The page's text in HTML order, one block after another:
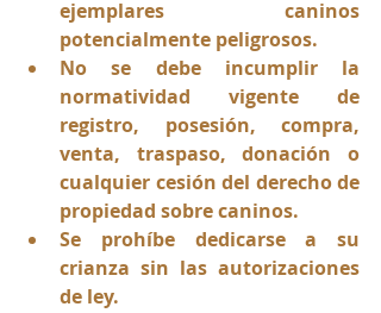
ejemplares caninos
potencialmente peligrosos.
No se debe incumplir la
normatividad vigente de
registro, posesión, compra,
venta, traspaso, donación o
cualquier cesión del derecho de
propiedad sobre caninos.
Se prohíbe dedicarse a su
crianza sin las autorizaciones
de ley.